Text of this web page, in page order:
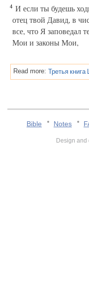
4 И если ты будешь
отец твой Давид, в
все, что Я заповедал
Мои и законы Мои,
Read more:
Bible Notes
Design